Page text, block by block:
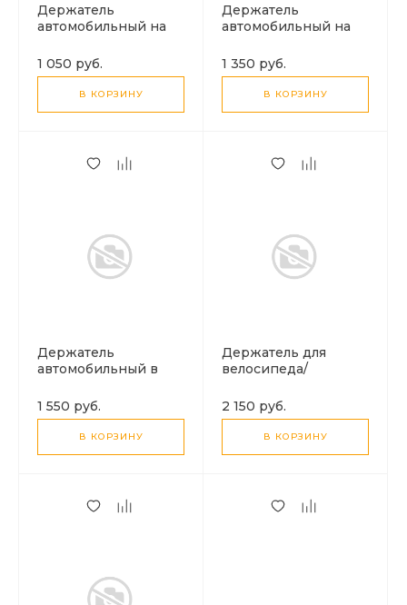
Держатель
автомобильный на
H108, HOCO, черный
1 050 руб.
В КОРЗИНУ
Держатель
автомобильный на
H106, HOCO, черный
1 350 руб.
В КОРЗИНУ
Держатель
автомобильный в
HOCO, магнитный,
черный
1 550 руб.
В КОРЗИНУ
Держатель для
велосипеда/
HOCO,
влагозащитный,
черный
2 150 руб.
В КОРЗИНУ